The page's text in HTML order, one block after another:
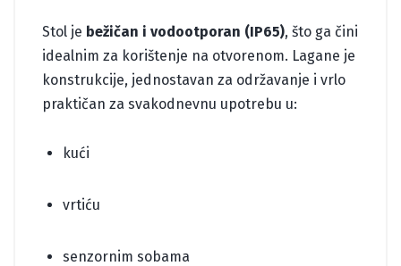
Stol je bežičan i vodootporan (IP65), što ga čini
idealnim za korištenje na otvorenom. Lagane je
konstrukcije, jednostavan za održavanje i vrlo
praktičan za svakodnevnu upotrebu u:
kući
vrtiću
senzornim sobama